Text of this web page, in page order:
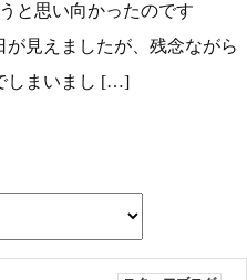
と思い向かったのです
見えましたが、残念ながら
しまいまし […]